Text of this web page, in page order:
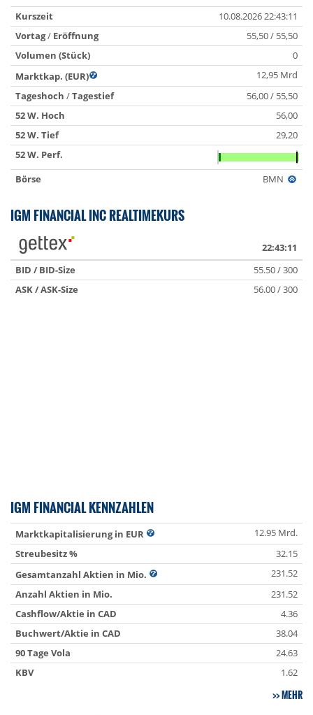
Kurszeit
10.08.2026 22:43:11
Vortag/ Eröffnung
55,50 / 55,50
Volumen (Stück)
0
Marktkap. (EUR)
12,95 Mrd
Tageshoch /Tagestief
56,00 / 55,50
52 W. Hoch
56,00
52 W. Tief
29,20
52 W. Perf.
Börse
BMN
IGM FINANCIAL INC REALTIMEKURS
22:43:11
BID / BID-Size
55.50 / 300
ASK / ASK-Size
56.00 / 300
IGM FINANCIAL KENNZAHLEN
Marktkapitalisierung in EUR
12.95 Mrd.
Streubesitz %
32.15
Gesamtanzahl Aktien in Mio.
231.52
Anzahl Aktien in Mio.
231.52
Cashflow/Aktie in CAD
4.36
Buchwert/Aktie in CAD
38.04
90 Tage Vola
24.63
KBV
1.62
MEHR